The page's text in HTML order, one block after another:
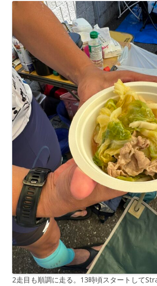
2走目も順調に走る。13時頃スタートして